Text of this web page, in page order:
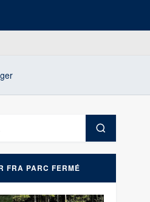
FRA PARC FERMÉ